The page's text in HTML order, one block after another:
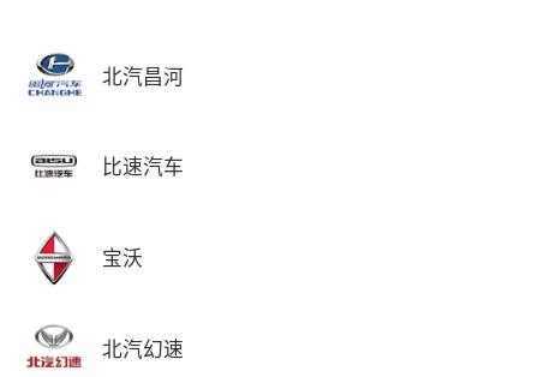
北汽昌河
比速汽车
宝沃
北汽幻速